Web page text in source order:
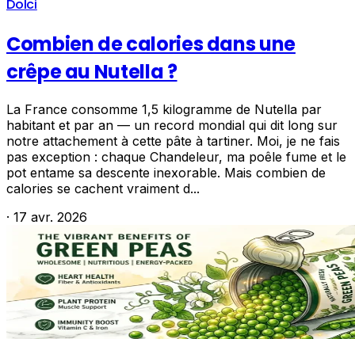
Dolci
Combien de calories dans une
crêpe au Nutella ?
La France consomme 1,5 kilogramme de Nutella par
habitant et par an — un record mondial qui dit long sur
notre attachement à cette pâte à tartiner. Moi, je ne fais
pas exception : chaque Chandeleur, ma poêle fume et le
pot entame sa descente inexorable. Mais combien de
calories se cachent vraiment d...
· 17 avr. 2026